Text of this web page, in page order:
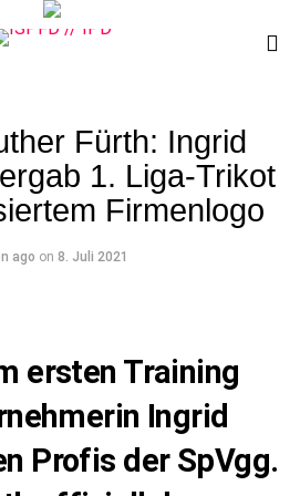
Fürth: Ingrid
1. Liga-Trikot
Firmenlogo
ago on 8. Juli 2021
ersten Training
Ingrid
Profis der SpVgg.